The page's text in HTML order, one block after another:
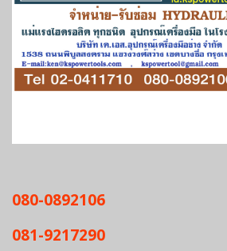
080-0892106
081-9217290